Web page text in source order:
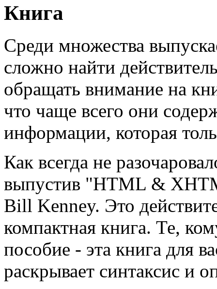
Книга
Среди множества
сложно найти
обращать внимание на
что чаще всего они
информации, которая
Как всегда не
выпустив "HTML &
Bill Kenney. Это
компактная книга. Те,
пособие - эта книга для
раскрывает синтаксис и